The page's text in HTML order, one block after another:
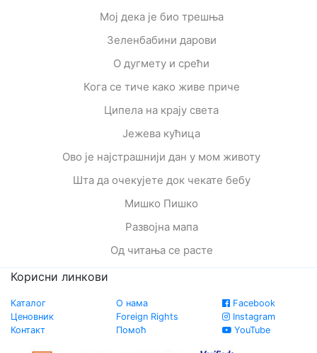
Мој дека је био трешња
Зеленбабини дарови
О дугмету и срећи
Кога се тиче како живе приче
Ципела на крају света
Јежева кућица
Ово је најстрашнији дан у мом животу
Шта да очекујете док чекате бебу
Мишко Пишко
Развојна мапа
Од читања се расте
Корисни линкови
Каталог
Ценовник
Контакт
О нама
Foreign Rights
Помоћ
Facebook
Instagram
YouTube